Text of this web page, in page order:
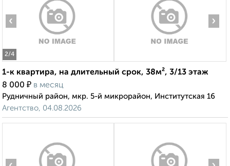
2/4
‹ ›
1-к квартира, на длительный срок, 38м², 3/13 этаж
8 000 ₽ в месяц
Рудничный район, мкр. 5-й микрорайон, Институтская 16
Агентство, 04.08.2026